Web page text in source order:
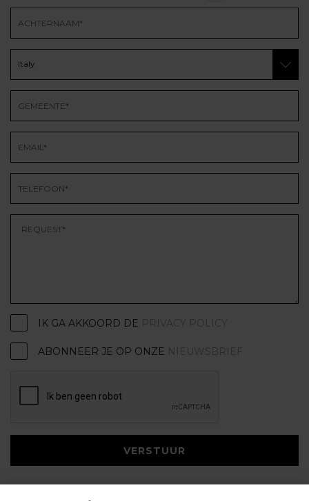
IK GA AKKOORD DE PRIVACY POLICY
ABONNEER JE OP ONZE NIEUWSBRIEF
VERSTUUR